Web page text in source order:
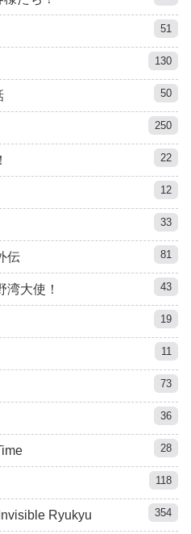
51
130
50
250
22
12
33
伝 81
湾大使！ 43
19
11
73
36
28
118
Ryukyu 354